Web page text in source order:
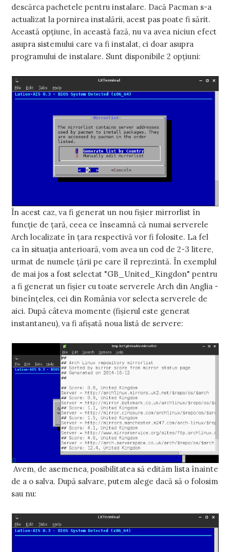
descărca pachetele pentru instalare. Dacă Pacman s-a
actualizat la pornirea instalării, acest pas poate fi sărit.
Această opţiune, în această fază, nu va avea niciun efect
asupra sistemului care va fi instalat, ci doar asupra
programului de instalare. Sunt disponibile 2 opţiuni:
În acest caz, va fi generat un nou fişier mirrorlist în
funcţie de ţară, ceea ce înseamnă că numai serverele
Arch localizate în ţara respectivă vor fi folosite. La fel
ca în situaţia anterioară, vom avea un cod de 2-3 litere,
urmat de numele ţării pe care îl reprezintă. În exemplul
de mai jos a fost selectat "GB_United_Kingdon" pentru
a fi generat un fişier cu toate serverele Arch din Anglia -
bineînţeles, cei din România vor selecta serverele de
aici. După câteva momente (fişierul este generat
instantaneu), va fi afişată noua listă de servere:
Avem, de asemenea, posibilitatea să edităm lista înainte
de a o salva. După salvare, putem alege dacă să o folosim
sau nu: